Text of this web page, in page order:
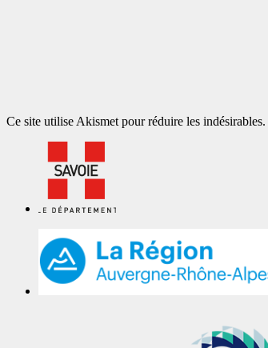
Ce site utilise Akismet pour réduire les indésirables.